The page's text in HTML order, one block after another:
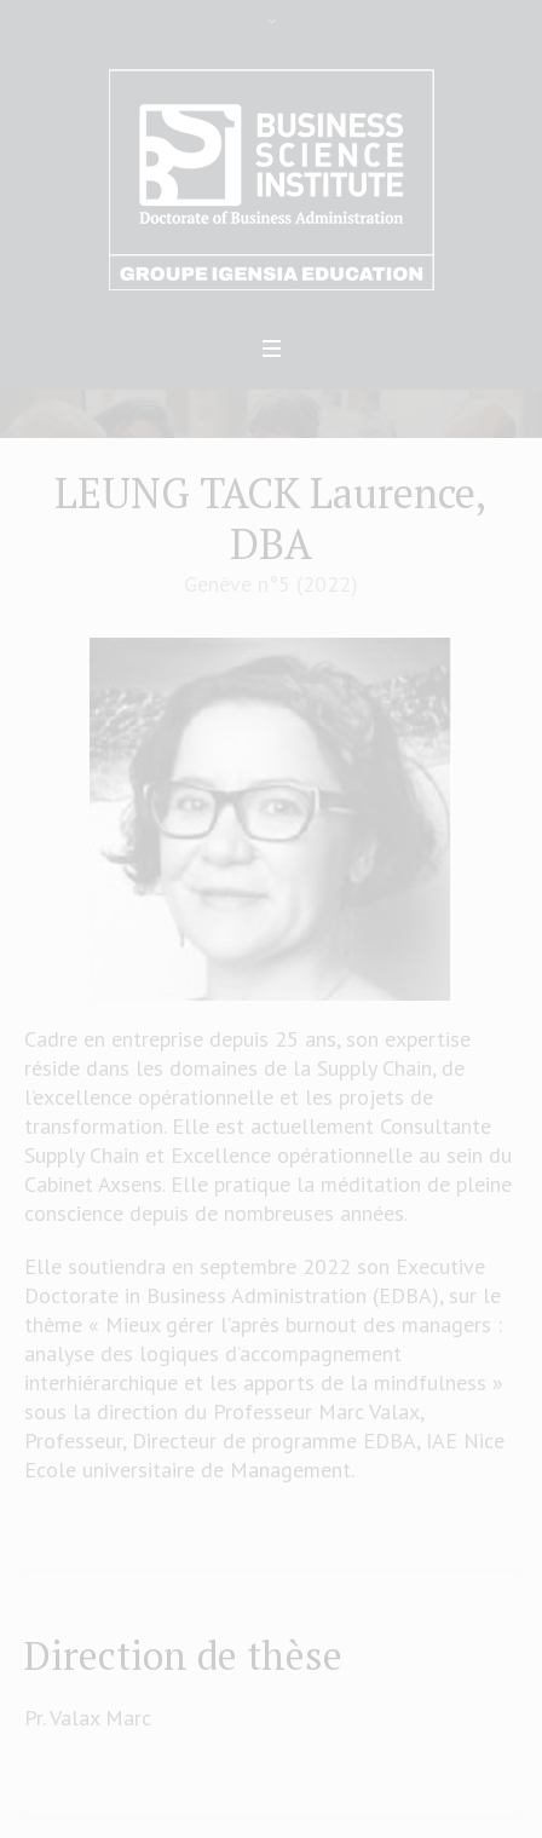
LEUNG TACK Laurence,
DBA
Cadre en entreprise depuis 25 ans, son expertise
réside dans les domaines de la Supply Chain, de
l’excellence opérationnelle et les projets de
transformation. Elle est actuellement Consultante
Supply Chain et Excellence opérationnelle au sein du
Cabinet Axsens. Elle pratique la méditation de pleine
conscience depuis de nombreuses années.
Elle soutiendra en septembre 2022 son Executive
Doctorate in Business Administration (EDBA), sur le
thème « Mieux gérer l’après burnout des managers :
analyse des logiques d’accompagnement
interhiérarchique et les apports de la mindfulness »
sous la direction du Professeur Marc Valax,
Professeur, Directeur de programme EDBA, IAE Nice
Ecole universitaire de Management.
Direction de thèse
Pr. Valax Marc